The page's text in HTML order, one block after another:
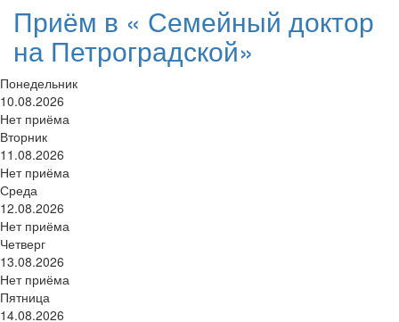
Приём в « Семейный доктор
на Петроградской»
Понедельник
10.08.2026
Нет приёма
Вторник
11.08.2026
Нет приёма
Среда
12.08.2026
Нет приёма
Четверг
13.08.2026
Нет приёма
Пятница
14.08.2026